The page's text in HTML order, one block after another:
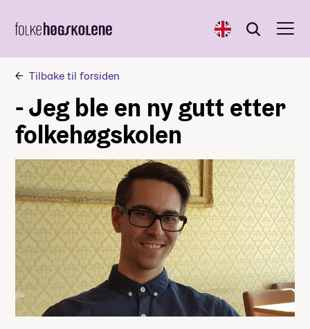
English Søk
Søk
Tilbake til forsiden
- Jeg ble en ny gutt etter
folkehøgskolen